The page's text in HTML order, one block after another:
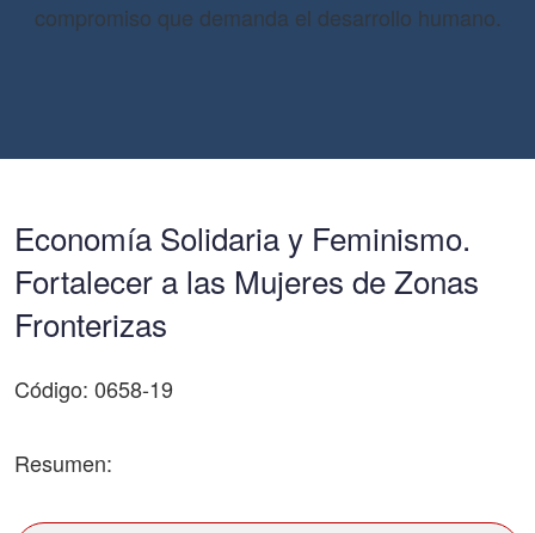
compromiso que demanda el desarrollo humano.
Economía Solidaria y Feminismo.
Fortalecer a las Mujeres de Zonas
Fronterizas
Código: 0658-19
Resumen: